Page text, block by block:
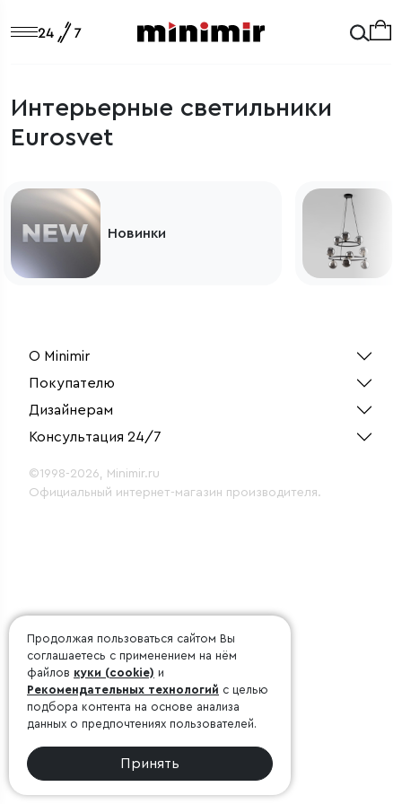
Интерьерные светильники
Eurosvet
Новинки
О Minimir
Покупателю
Дизайнерам
Консультация 24/7
©1998-2026, Minimir.ru
Официальный интернет-магазин производителя.
Продолжая пользоваться сайтом Вы
соглашаетесь с применением на нём
файлов куки (cookie) и
Рекомендательных технологий с целью
подбора контента на основе анализа
данных о предпочтениях пользователей.
Принять